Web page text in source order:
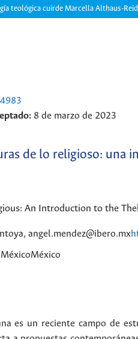
teológica cuirde Marcella Althaus-Reid